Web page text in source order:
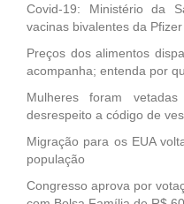
Covid-19: Ministério da
vacinas bivalentes da
Preços dos alimentos
acompanha; entenda por
Mulheres foram
desrespeito a código de
Migração para os EUA
população
Congresso aprova por